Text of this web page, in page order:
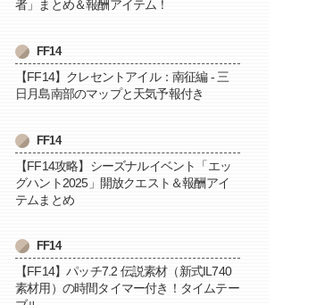
者」まとめ＆報酬アイテム！
FF14
【FF14】クレセントアイル：南征編 - 三
日月島南部のマップと天気予報付き
FF14
【FF14攻略】シーズナルイベント「エッ
グハント2025」開放クエスト＆報酬アイ
テムまとめ
FF14
【FF14】パッチ7.2 伝説素材（新式IL740
素材用）の時間タイマー付き！タイムテー